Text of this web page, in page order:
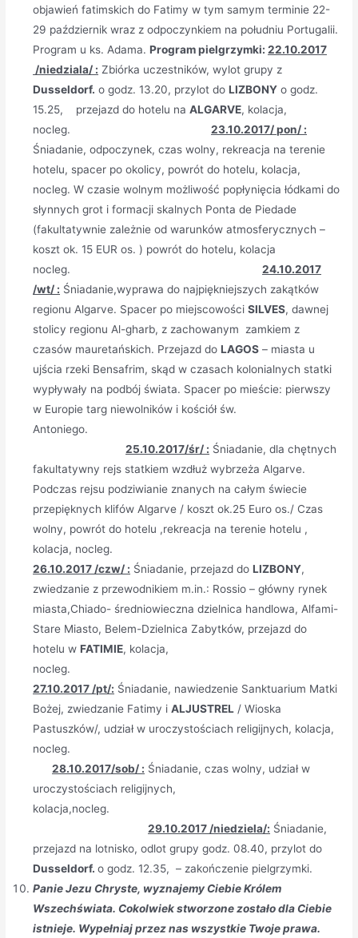
objawień fatimskich do Fatimy w tym samym terminie 22-
29 październik wraz z odpoczynkiem na południu Portugalii.
Program u ks. Adama.Program pielgrzymki:22.10.2017
/niedziala/ : Zbiórka uczestników, wylot grupy z
Dusseldorf. o godz. 13.20, przylot doLIZBONY o godz.
15.25, przejazd do hotelu naALGARVE, kolacja,
nocleg.23.10.2017/ pon/ :
Śniadanie, odpoczynek, czas wolny, rekreacja na terenie
hotelu, spacer po okolicy, powrót do hotelu, kolacja,
nocleg. W czasie wolnym możliwość popłynięcia łódkami do
słynnych grot i formacji skalnych Ponta de Piedade
(fakultatywnie zależnie od warunków atmosferycznych –
koszt ok. 15 EUR os. ) powrót do hotelu, kolacja
nocleg.24.10.2017
/wt/ : Śniadanie,wyprawa do najpiękniejszych zakątków
regionu Algarve. Spacer po miejscowościSILVES, dawnej
stolicy regionu Al-gharb, z zachowanym zamkiem z
czasów mauretańskich. Przejazd doLAGOS – miasta u
ujścia rzeki Bensafrim, skąd w czasach kolonialnych statki
wypływały na podbój świata. Spacer po mieście: pierwszy
w Europie targ niewolników i kościół św.
Antoniego.
25.10.2017/śr/ : Śniadanie, dla chętnych
fakultatywny rejs statkiem wzdłuż wybrzeża Algarve.
Podczas rejsu podziwianie znanych na całym świecie
przepięknych klifów Algarve / koszt ok.25 Euro os./ Czas
wolny, powrót do hotelu ,rekreacja na terenie hotelu ,
kolacja, nocleg.
26.10.2017 /czw/ : Śniadanie, przejazd doLIZBONY,
zwiedzanie z przewodnikiem m.in.: Rossio – główny rynek
miasta,Chiado- średniowieczna dzielnica handlowa, Alfami-
Stare Miasto, Belem-Dzielnica Zabytków, przejazd do
hotelu wFATIMIE, kolacja,
nocleg.
27.10.2017 /pt/: Śniadanie, nawiedzenie Sanktuarium Matki
Bożej, zwiedzanie Fatimy iALJUSTREL / Wioska
Pastuszków/, udział w uroczystościach religijnych, kolacja,
nocleg.
28.10.2017/sob/ : Śniadanie, czas wolny, udział w
uroczystościach religijnych,
kolacja,nocleg.
29.10.2017 /niedziela/: Śniadanie,
przejazd na lotnisko, odlot grupy godz. 08.40, przylot do
Dusseldorf.o godz. 12.35, – zakończenie pielgrzymki.
Panie Jezu Chryste, wyznajemy Ciebie Królem
Wszechświata. Cokolwiek stworzone zostało dla Ciebie
istnieje. Wypełniaj przez nas wszystkie Twoje prawa.